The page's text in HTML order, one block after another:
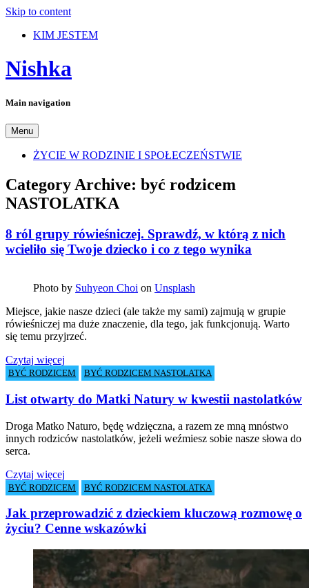
Skip to content
KIM JESTEM
Nishka
Main navigation
Menu
ŻYCIE W RODZINIE I SPOŁECZEŃSTWIE
Category Archive: być rodzicem
NASTOLATKA
8 ról grupy rówieśniczej. Sprawdź, w którą z nich
wcieliło się Twoje dziecko i co z tego wynika
Photo by Suhyeon Choi on Unsplash
Miejsce, jakie nasze dzieci (ale także my sami) zajmują w grupie
rówieśniczej ma duże znaczenie, dla tego, jak funkcjonują. Warto
się temu przyjrzeć.
Czytaj więcej
BYĆ RODZICEM BYĆ RODZICEM NASTOLATKA
List otwarty do Matki Natury w kwestii nastolatków
Droga Matko Naturo, będę wdzięczna, a razem ze mną mnóstwo
innych rodziców nastolatków, jeżeli weźmiesz sobie nasze słowa do
serca.
Czytaj więcej
BYĆ RODZICEM BYĆ RODZICEM NASTOLATKA
Jak przeprowadzić z dzieckiem kluczową rozmowę o
życiu? Cenne wskazówki